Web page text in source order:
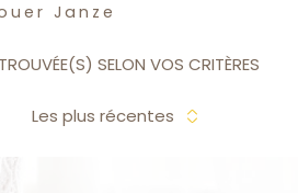
Janze
SELON VOS CRITÈRES
Les plus récentes